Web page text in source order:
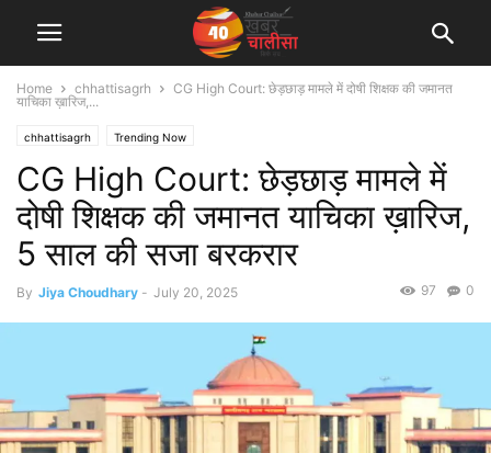
Home chhattisagrh
CG High Court: छेड़छाड़ मामले में दोषी शिक्षक की जमानत
याचिका ख़ारिज,...
chhattisagrh Trending Now
CG High Court: छेड़छाड़ मामले में
दोषी शिक्षक की जमानत याचिका ख़ारिज,
5 साल की सजा बरकरार
By Jiya Choudhary - July 20, 2025 0
97